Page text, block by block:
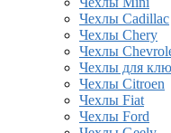
Чехлы Cadillac
Чехлы Chery
Чехлы
Чехлы для
Чехлы Citroen
Чехлы Fiat
Чехлы Ford